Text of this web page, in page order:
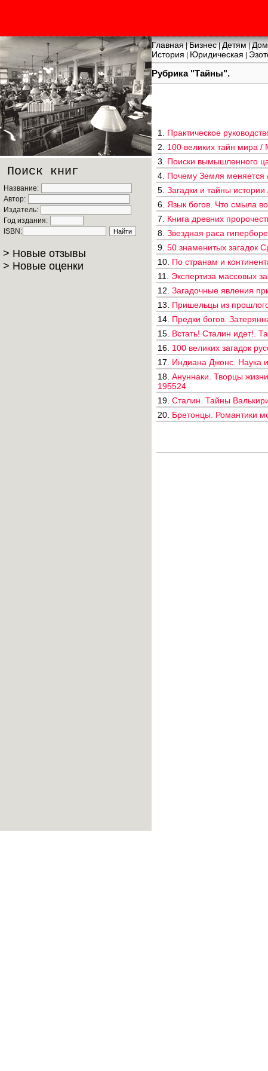
Главная|Бизнес|Детям|
История Юридическая
Рубрика "Тайны".
Поиск книг
Название:
Автор:
Издатель:
Год издания:
ISBN:
> Новые отзывы
> Новые оценки
1. Практическое
2. 100 великих тайн мира
3. Поиски вымышленного
4. Почему Земля меняется
5. Загадки и тайны
6. Язык богов. Что смыла
7. Книга древних
8. Звездная раса
9. 50 знаменитых загадок
10. По странам и
11. Экспертиза массовых
12. Загадочные явления
13. Пришельцы из
14. Предки богов.
15. Встать! Сталин идет!.
16. 100 великих загадок
17. Индиана Джонс. Наука
18. Ануннаки. Творцы
195524
19. Сталин. Тайны
20. Бретонцы. Романтики